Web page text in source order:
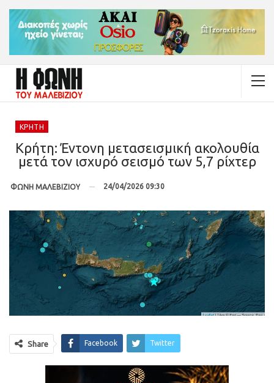
ΚΡΉΤΗ
Κρήτη: Έντονη μετασεισμική ακολουθία
μετά τον ισχυρό σεισμό των 5,7 ρίχτερ
ΦΩΝΗ ΜΑΛΕΒΙΖΙΟΥ 24/04/2026 09:30
Share Facebook Twitter